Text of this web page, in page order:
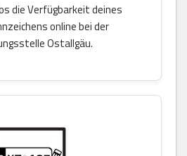
die Verfügbarkeit deines
online bei der
Ostallgäu.